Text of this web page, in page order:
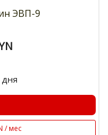
ЭВП-9
/ мес